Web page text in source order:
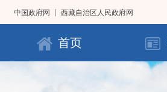
中国政府网 西藏自治区人民政府网
首页